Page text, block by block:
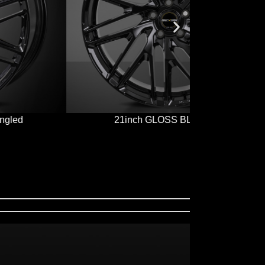
21inch GLOSS BLACK front